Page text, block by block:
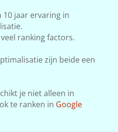
10 jaar ervaring in
ranking factors.
zijn beide een
je niet alleen in
te ranken in Google